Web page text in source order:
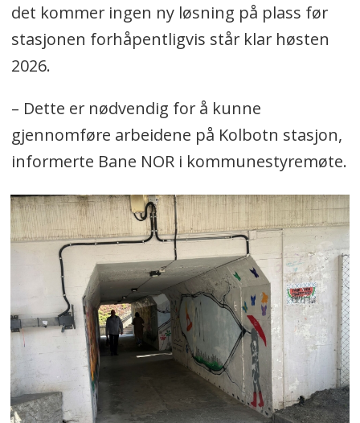
det kommer ingen ny løsning på plass før
stasjonen forhåpentligvis står klar høsten
2026.
– Dette er nødvendig for å kunne
gjennomføre arbeidene på Kolbotn stasjon,
informerte Bane NOR i kommunestyremøte.